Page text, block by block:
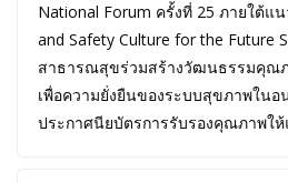
National Forum ครั้งที่ 25 ภายใต้แ
and Safety Culture for the Future
สาธารณสุขร่วมสร้างวัฒนธรรมคุณ
เพื่อความยั่งยืนของระบบสุขภาพใน
ประกาศนียบัตรการรับรองคุณภาพใ